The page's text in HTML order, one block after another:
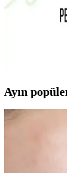
Carvien's Çay
ve Etkili
Carvien's Çay
Ayın